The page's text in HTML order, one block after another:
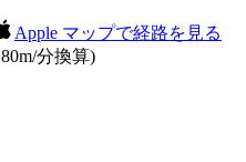
Apple マップで経路を見る
分換算)